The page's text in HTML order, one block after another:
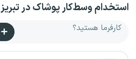
استخدام وسط‌کار پوشاک در تبریز
کارفرما هستید؟